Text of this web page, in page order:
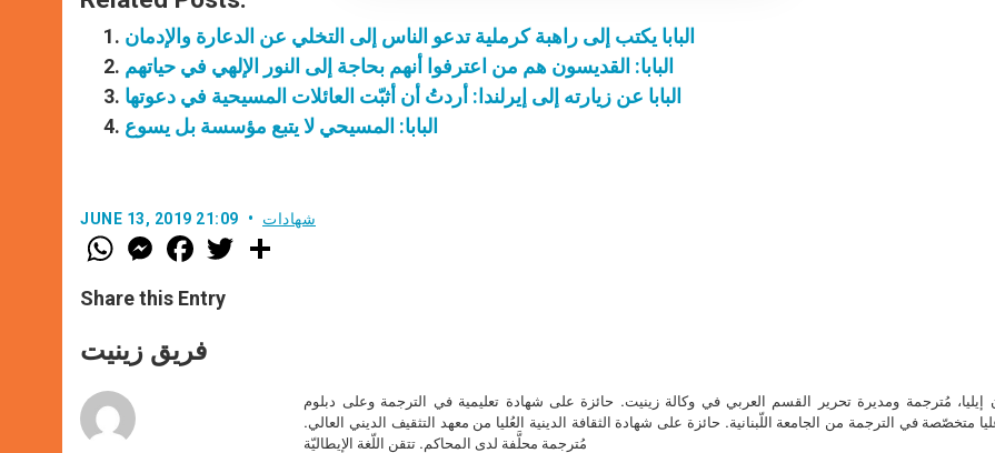
البابا يكتب إلى راهبة كرملية تدعو الناس إلى التخلي عن الدعارة والإدمان
البابا: القديسون هم من اعترفوا أنهم بحاجة إلى النور الإلهي في حياتهم
البابا عن زيارته إلى إيرلندا: أردتُ أن أثبّت العائلات المسيحية في دعوتها
البابا: المسيحي لا يتبع مؤسسة بل يسوع
JUNE 13, 2019 21:09 شهادات
W
h
t
s
p
p
M
e
s
e
g
e
F
a
e
b
o
k
w
Share this Entry
فريق زينيت
إيليا، مُترجمة ومديرة تحرير القسم العربي في وكالة زينيت. حائزة على شهادة تعليمية في الترجمة وعلى دبلوم
متخصّصة في الترجمة من الجامعة اللّبنانية. حائزة على شهادة الثقافة الدينية العُليا من معهد التثقيف الديني العالي.
مُترجمة محلَّفة لدى المحاكم. تتقن اللّغة الإيطاليّة